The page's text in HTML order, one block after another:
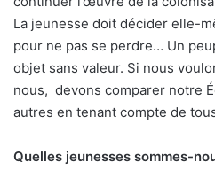
La jeunesse doit décider elle-
pour ne pas se perdre… Un
objet sans valeur. Si nous
nous, devons comparer notre
autres en tenant compte de
Quelles jeunesses sommes-